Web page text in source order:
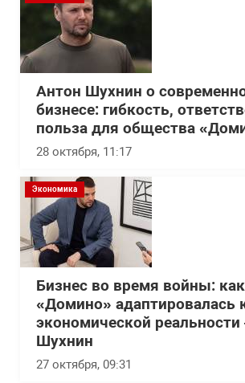
Антон Шухнин о
бизнесе: гибкость,
польза для общества
28 октября, 11:17
Экономика
Бизнес во время войны:
«Домино» адаптировалась
экономической
Шухнин
27 октября, 09:31